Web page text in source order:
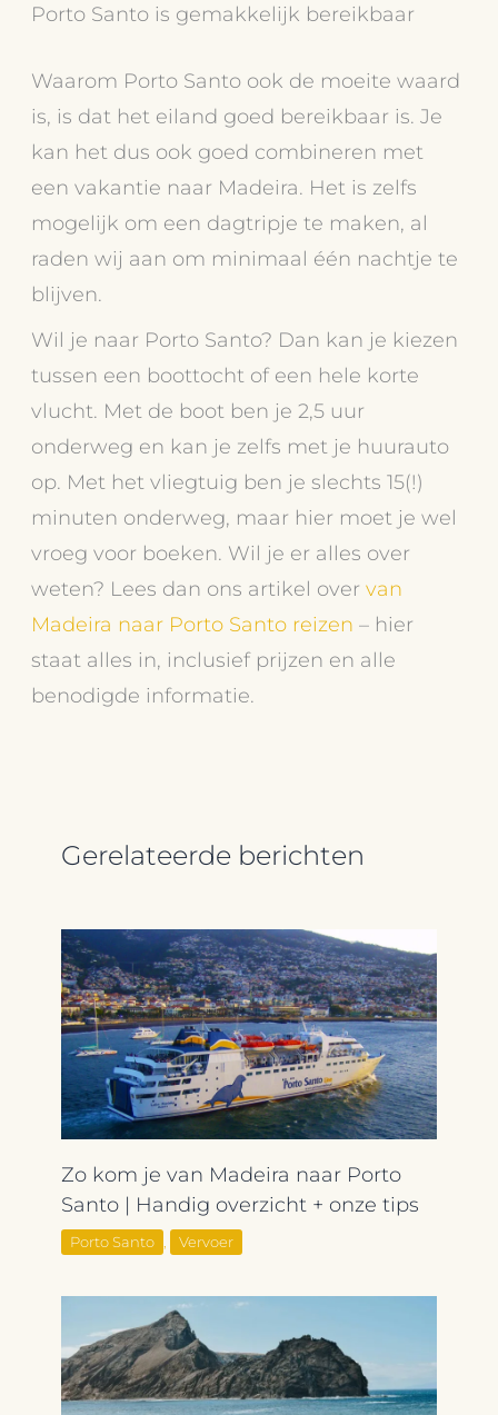
Porto Santo is gemakkelijk bereikbaar
Waarom Porto Santo ook de moeite waard
is, is dat het eiland goed bereikbaar is. Je
kan het dus ook goed combineren met
een vakantie naar Madeira. Het is zelfs
mogelijk om een dagtripje te maken, al
raden wij aan om minimaal één nachtje te
blijven.
Wil je naar Porto Santo? Dan kan je kiezen
tussen een boottocht of een hele korte
vlucht. Met de boot ben je 2,5 uur
onderweg en kan je zelfs met je huurauto
op. Met het vliegtuig ben je slechts 15(!)
minuten onderweg, maar hier moet je wel
vroeg voor boeken. Wil je er alles over
weten? Lees dan ons artikel overvan
Madeira naar Porto Santo reizen – hier
staat alles in, inclusief prijzen en alle
benodigde informatie.
Gerelateerde berichten
Zo kom je van Madeira naar Porto
Santo | Handig overzicht + onze tips
Porto Santo , Vervoer